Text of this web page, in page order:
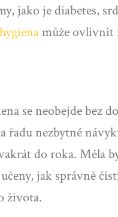
jako je diabetes,
může ovlivnit
se neobejde bez
řadu nezbytné
do roka. Měla
jak správně
života.